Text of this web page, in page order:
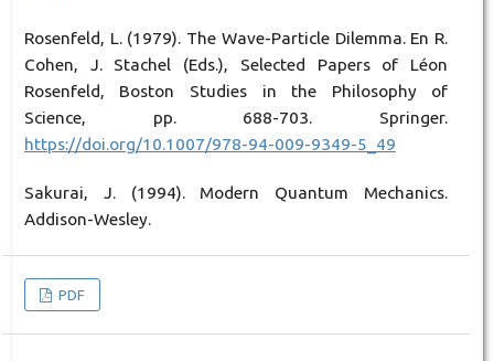
Rosenfeld, L. (1979). The Wave-Particle Dilemma. En R.
Cohen, J. Stachel (Eds.), Selected Papers of Léon
Rosenfeld, Boston Studies in the Philosophy of
Science, pp. 688-703. Springer.
https://doi.org/10.1007/978-94-009-9349-5_49
Sakurai, J. (1994). Modern Quantum Mechanics.
Addison-Wesley.
PDF